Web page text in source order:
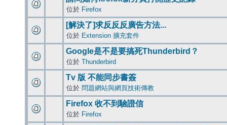
位於 Firefox
[解決了]求反反反廣告方法...
位於 Extension 擴充套件
Google是不是要搞死Thunderbird？
位於 Thunderbird
Tv 版 不能同步書簽
位於 問題網站與網頁技術傳教
Firefox 收不到驗證信
位於 Firefox